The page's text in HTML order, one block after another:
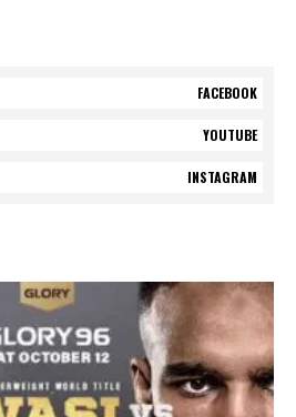
FACEBOOK
YOUTUBE
INSTAGRAM